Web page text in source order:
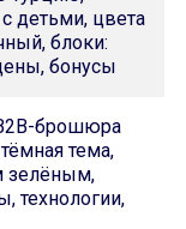
детьми, цвета
блоки:
бонусы
брошюра
тема,
зелёным,
технологии,